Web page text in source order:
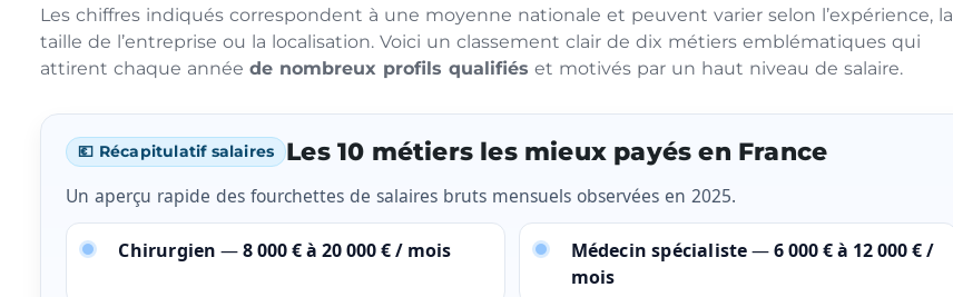
Les chiffres indiqués correspondent à une moyenne nationale et peuvent varier selon l’expérience, la
taille de l’entreprise ou la localisation. Voici un classement clair de dix métiers emblématiques qui
attirent chaque annéede nombreux profils qualifiés et motivés par un haut niveau de salaire.
💶 Récapitulatif salaires Les 10 métiers les mieux payés en France
Un aperçu rapide desfourchettes de salaires bruts mensuels observées en 2025.
Chirurgien —8 000 € à 20 000 € / mois Médecin spécialiste—6 000 € à 12 000 € /
mois